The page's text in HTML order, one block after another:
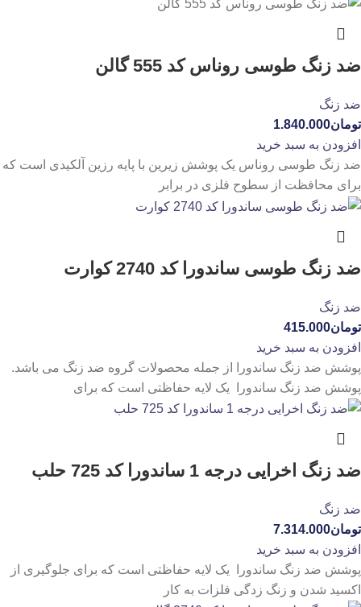
ضد زنگ طوسی روناس کد 555 گالن
ضد زنگ
تومان1.840.000
افزودن به سبد خرید
ضد زنگ طوسی روناس یک پوشش زیرین با پایه رزین آلکیدی است که
برای محافظت از سطوح فلزی در برابر
ضد زنگ طوسی ساندورا کد 2740 کوارت
ضد زنگ
تومان415.000
افزودن به سبد خرید
پوشش ضد زنگ ساندورا از جمله محصولات گروه ضد زنگ می باشد.
پوشش ضد زنگ ساندورا یک لایه حفاظتی است که برای
ضد زنگ اخرایی درجه 1 ساندورا کد 725 حلب
ضد زنگ
تومان7.314.000
افزودن به سبد خرید
پوشش ضد زنگ ساندورا یک لایه حفاظتی است که برای جلوگیری از
اکسید شدن و زنگ زدگی فلزات به کار